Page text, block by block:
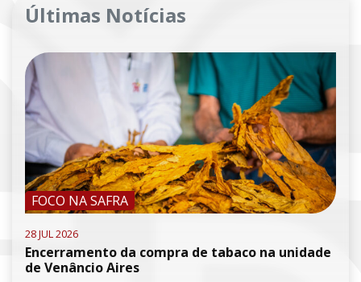
Últimas Notícias
FOCO NA SAFRA
28 JUL 2026
Encerramento da compra de tabaco na unidade
de Venâncio Aires